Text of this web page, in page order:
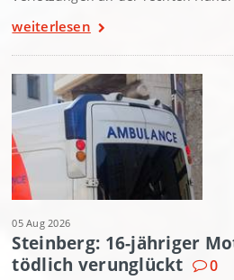
weiterlesen
05 Aug 2026
Steinberg: 16-jähriger
tödlich verunglückt
0